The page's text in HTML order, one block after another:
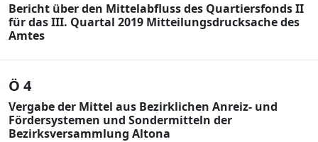
Bericht über den Mittelabfluss des Quartiersfonds II
für das III. Quartal 2019 Mitteilungsdrucksache des
Amtes
Ö 4
Vergabe der Mittel aus Bezirklichen Anreiz- und
Fördersystemen und Sondermitteln der
Bezirksversammlung Altona